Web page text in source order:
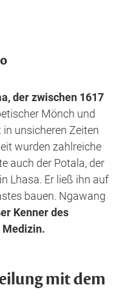
der zwischen 1617
Mönch und
unsicheren Zeiten
wurden zahlreiche
auch der Potala, der
Lhasa. Er ließ ihn auf
bauen. Ngawang
Kenner des
mit dem